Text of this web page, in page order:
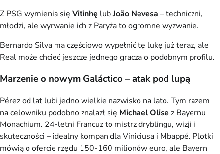
Z PSG wymienia się Vitinhę lubJoão Nevesa – techniczni,
młodzi, ale wyrwanie ich z Paryża to ogromne wyzwanie.
Bernardo Silva ma częściowo wypełnić tę lukę już teraz, ale
Real może chcieć jeszcze jednego gracza o podobnym profilu.
Marzenie o nowym Galáctico – atak pod lupą
Pérez od lat lubi jedno wielkie nazwisko na lato. Tym razem
na celowniku podobno znalazł się Michael Olise z Bayernu
Monachium. 24-letni Francuz to mistrz dryblingu, wizji i
skuteczności – idealny kompan dla Viniciusa i Mbappé. Plotki
mówią o ofercie rzędu 150-160 milionów euro, ale Bayern